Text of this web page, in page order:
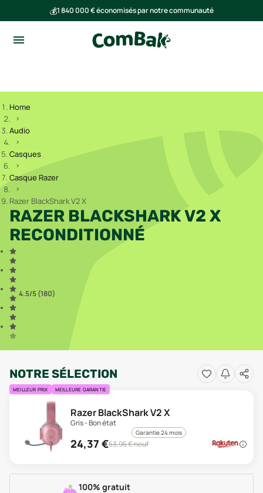
💰1 840 000 € économisés par notre communauté
Home
Audio
Casques
Casque Razer
Razer BlackShark V2 X
RAZER BLACKSHARK V2 X
RECONDITIONNÉ
4.5/5 (180)
NOTRE SÉLECTION
MEILLEUR PRIX MEILLEURE GARANTIE
Razer BlackShark V2 X
Gris - Bon état
Garantie 24 mois
24,37 €53,95€ neuf
100% gratuit